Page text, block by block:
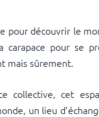
pour découvrir le
pour se
mais sûrement.
collective, cet
un lieu